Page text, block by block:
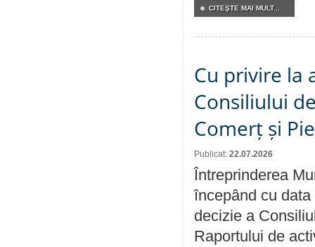
CITEŞTE MAI MULT...
Cu privire la
Consiliului
Comerț și
Publicat: 22.07.2026
Întreprinderea
începând cu
decizie a
Raportului de